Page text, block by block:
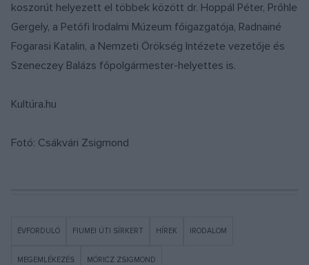
koszorút helyezett el többek között dr. Hoppál Péter, Prőhle
Gergely, a Petőfi Irodalmi Múzeum főigazgatója, Radnainé
Fogarasi Katalin, a Nemzeti Örökség Intézete vezetője és
Szeneczey Balázs főpolgármester-helyettes is.
Kultúra.hu
Fotó: Csákvári Zsigmond
ÉVFORDULÓ FIUMEI ÚTI SÍRKERT HÍREK IRODALOM
MEGEMLÉKEZÉS MÓRICZ ZSIGMOND